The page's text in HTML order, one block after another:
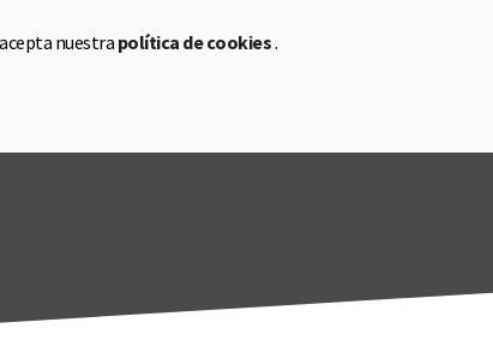
nuestra política de cookies.
CA EN ES